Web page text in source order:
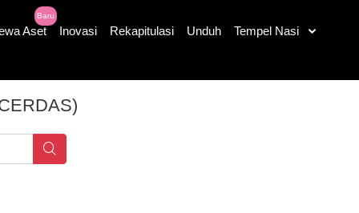
Aset
Baru
Inovasi Rekapitulasi Unduh Tempel Nasi